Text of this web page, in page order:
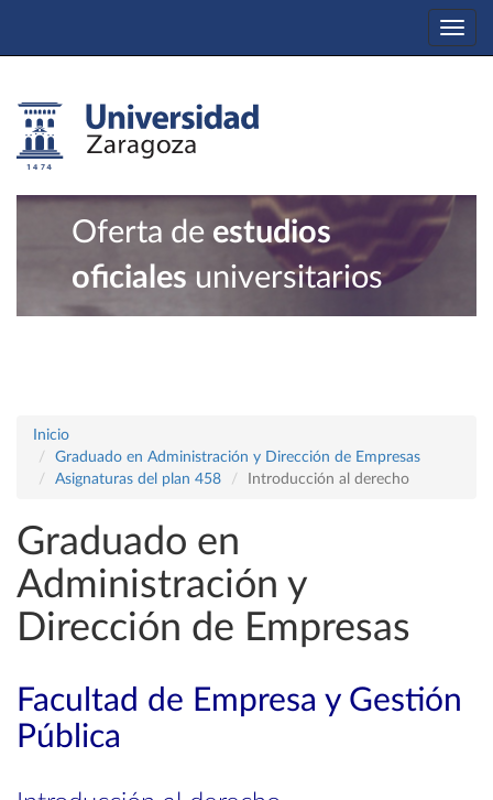
Oferta de estudios
oficiales universitarios
Inicio
Graduado en Administración y Dirección de Empresas
Asignaturas del plan 458
Introducción al derecho
Graduado en
Administración y
Dirección de Empresas
Facultad de Empresa y Gestión
Pública